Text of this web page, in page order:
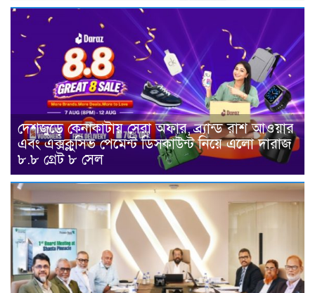
দেশজুড়ে কেনাকাটায় সেরা অফার, ব্র্যান্ড রাশ আওয়ার
এবং এক্সক্লুসিভ পেমেন্ট ডিসকাউন্ট নিয়ে এলো দারাজ
৮.৮ গ্রেট ৮ সেল